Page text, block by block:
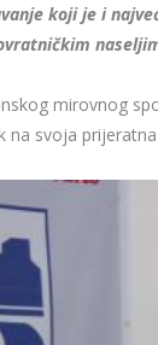
koji je i
mirovnog
na svoja